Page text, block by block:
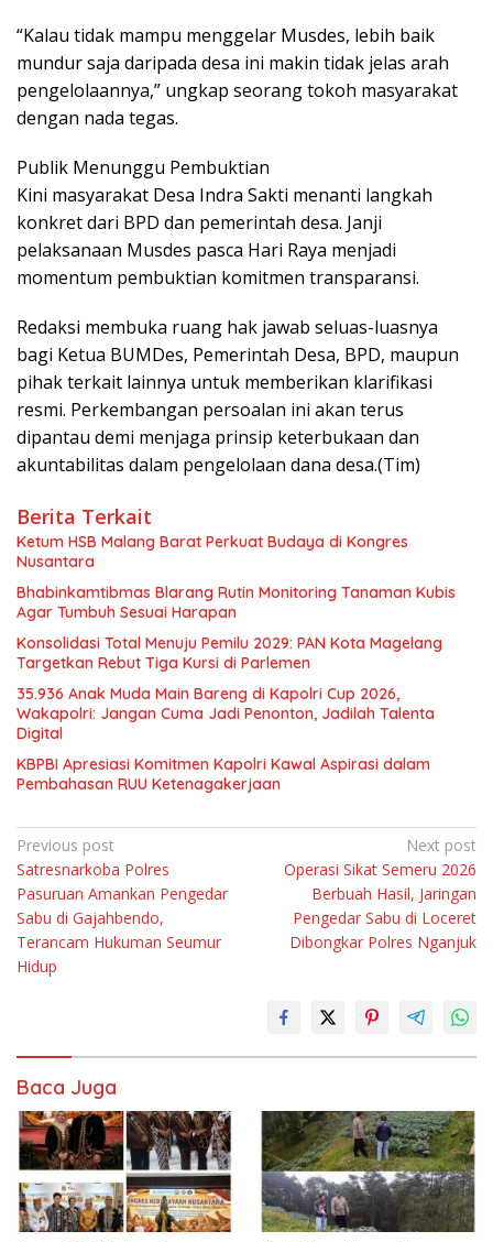
“Kalau tidak mampu menggelar Musdes, lebih baik
mundur saja daripada desa ini makin tidak jelas arah
pengelolaannya,” ungkap seorang tokoh masyarakat
dengan nada tegas.
Publik Menunggu Pembuktian
Kini masyarakat Desa Indra Sakti menanti langkah
konkret dari BPD dan pemerintah desa. Janji
pelaksanaan Musdes pasca Hari Raya menjadi
momentum pembuktian komitmen transparansi.
Redaksi membuka ruang hak jawab seluas-luasnya
bagi Ketua BUMDes, Pemerintah Desa, BPD, maupun
pihak terkait lainnya untuk memberikan klarifikasi
resmi. Perkembangan persoalan ini akan terus
dipantau demi menjaga prinsip keterbukaan dan
akuntabilitas dalam pengelolaan dana desa.(Tim)
Berita Terkait
Ketum HSB Malang Barat Perkuat Budaya di Kongres
Nusantara
Bhabinkamtibmas Blarang Rutin Monitoring Tanaman Kubis
Agar Tumbuh Sesuai Harapan
Konsolidasi Total Menuju Pemilu 2029: PAN Kota Magelang
Targetkan Rebut Tiga Kursi di Parlemen
35.936 Anak Muda Main Bareng di Kapolri Cup 2026,
Wakapolri: Jangan Cuma Jadi Penonton, Jadilah Talenta
Digital
KBPBI Apresiasi Komitmen Kapolri Kawal Aspirasi dalam
Pembahasan RUU Ketenagakerjaan
Navigasi
pos
Previous post
Satresnarkoba Polres
Pasuruan Amankan Pengedar
Sabu di Gajahbendo,
Terancam Hukuman Seumur
Hidup
Next post
Operasi Sikat Semeru 2026
Berbuah Hasil, Jaringan
Pengedar Sabu di Loceret
Dibongkar Polres Nganjuk
Baca Juga